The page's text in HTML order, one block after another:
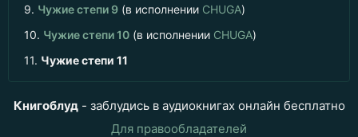
9. Чужие степи 9 (в исполнении CHUGA)
10. Чужие степи 10 (в исполнении CHUGA)
11. Чужие степи 11
Книгоблуд- заблудись в аудиокнигах онлайн бесплатно
Для правообладателей